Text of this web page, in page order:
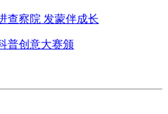
查察院 发蒙伴成长
普创意大赛颁